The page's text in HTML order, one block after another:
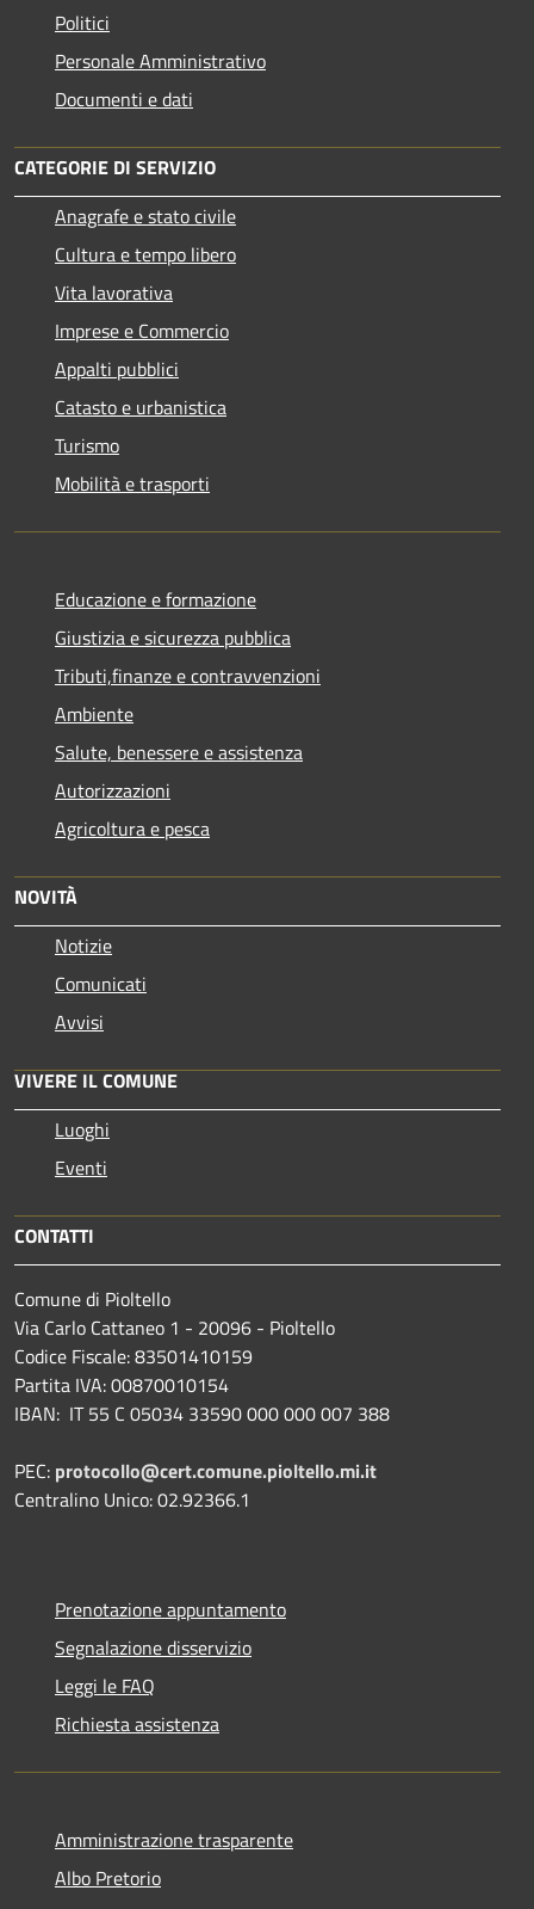
Politici
Personale Amministrativo
Documenti e dati
CATEGORIE DI SERVIZIO
Anagrafe e stato civile
Cultura e tempo libero
Vita lavorativa
Imprese e Commercio
Appalti pubblici
Catasto e urbanistica
Turismo
Mobilità e trasporti
Educazione e formazione
Giustizia e sicurezza pubblica
Tributi,finanze e contravvenzioni
Ambiente
Salute, benessere e assistenza
Autorizzazioni
Agricoltura e pesca
NOVITÀ
Notizie
Comunicati
Avvisi
VIVERE IL COMUNE
Luoghi
Eventi
CONTATTI
Comune di Pioltello
Via Carlo Cattaneo 1 - 20096 - Pioltello
Codice Fiscale: 83501410159
Partita IVA: 00870010154
IBAN: IT 55 C 05034 33590 000 000 007 388
PEC: protocollo@cert.comune.pioltello.mi.it
Centralino Unico: 02.92366.1
Prenotazione appuntamento
Segnalazione disservizio
Leggi le FAQ
Richiesta assistenza
Amministrazione trasparente
Albo Pretorio